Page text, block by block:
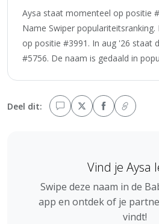
Aysa staat momenteel op positie
Name Swiper populariteitsranking.
op positie #3991. In aug '26 staat
#5756. De naam is gedaald in
Deel dit:
Vind je Aysa
Swipe deze naam in de
app en ontdek of je
vindt!